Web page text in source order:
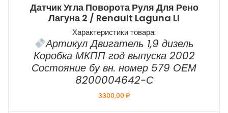
Датчик Угла Поворота Руля Для Рено
Лагуна 2 / Renault Laguna Ll
Характеристики товара:
Артикул Двигатель 1,9 дизель
Коробка МКПП год выпуска 2002
Состояние бу вн. номер 579 ОЕМ
8200004642-С
3300,00₽